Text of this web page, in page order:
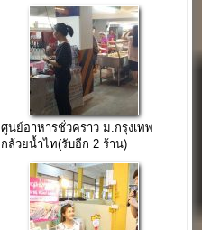
ศูนย์อาหารชั่วคราว ม.กรุงเทพ
กล้วยน้ำไท(รับอีก 2 ร้าน)